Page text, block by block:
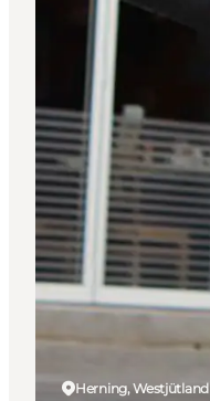
Herning, Westjütland